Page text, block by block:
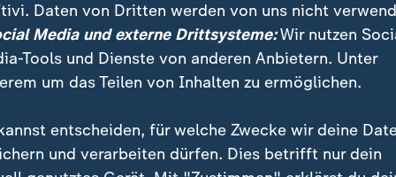
Steinmeier hat den Stellenwert des Judentums in
brauchen Sie", rief er beim Jüdischen
Daten von Dritten werden von uns nicht
Media und externe Drittsysteme:Wir nutzen
Tools und Dienste von anderen Anbietern. Unter
um das Teilen von Inhalten zu ermöglichen.
entscheiden, für welche Zwecke wir deine
und verarbeiten dürfen. Dies betrifft nur dein